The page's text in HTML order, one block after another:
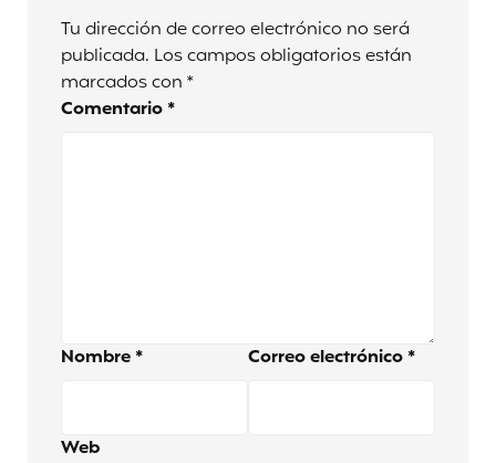
Tu dirección de correo electrónico no será
publicada. Los campos obligatorios están
marcados con *
Comentario *
Nombre * Correo electrónico *
Web